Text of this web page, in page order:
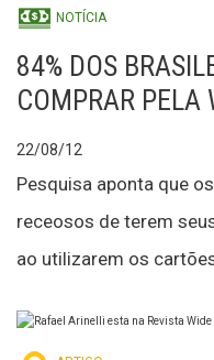
NOTÍCIA
84% DOS
COMPRAR PELA
22/08/12
Pesquisa aponta que
receosos de terem
ao utilizarem os